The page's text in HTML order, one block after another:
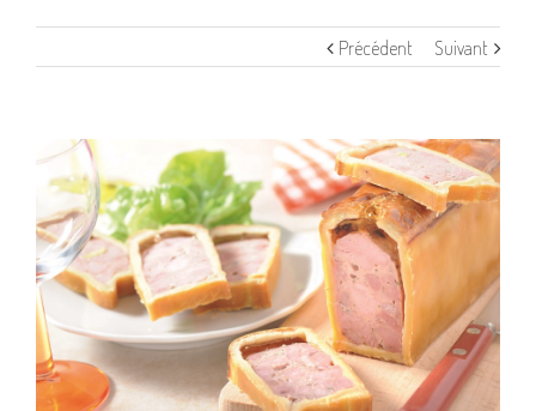
Précédent Suivant